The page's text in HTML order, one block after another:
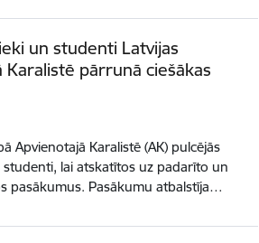
un studenti Latvijas
pārrunā ciešākas
Apvienotajā Karalistē (AK) pulcējās
lai atskatītos uz padarīto un
pasākumus. Pasākumu atbalstīja…